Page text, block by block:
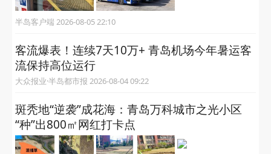
半岛客户端 2026-08-05 22:10
客流爆表！连续7天10万+ 青岛机场今年暑运客
流保持高位运行
大众报业·半岛都市报 2026-08-04 09:22
斑秃地“逆袭”成花海：青岛万科城市之光小区
“种”出800㎡网红打卡点